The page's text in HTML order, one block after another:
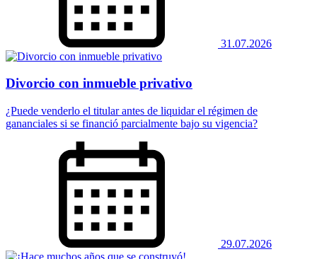
31.07.2026
Divorcio con inmueble privativo
¿Puede venderlo el titular antes de liquidar el régimen de
gananciales si se financió parcialmente bajo su vigencia?
29.07.2026